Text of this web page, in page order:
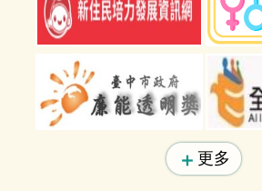
更多